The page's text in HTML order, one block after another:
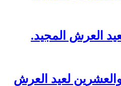
العرش المجيد.
لعيد العرش